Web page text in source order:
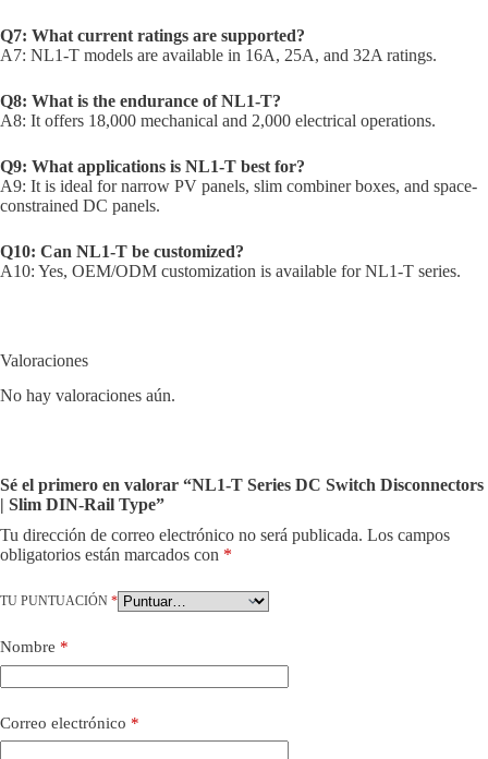
Q7: What current ratings are supported?
A7: NL1-T models are available in 16A, 25A, and 32A ratings.
Q8: What is the endurance of NL1-T?
A8: It offers 18,000 mechanical and 2,000 electrical operations.
Q9: What applications is NL1-T best for?
A9: It is ideal for narrow PV panels, slim combiner boxes, and space-
constrained DC panels.
Q10: Can NL1-T be customized?
A10: Yes, OEM/ODM customization is available for NL1-T series.
Valoraciones
No hay valoraciones aún.
Sé el primero en valorar “NL1-T Series DC Switch Disconnectors
| Slim DIN-Rail Type”
Tu dirección de correo electrónico no será publicada. Los campos
obligatorios están marcados con *
TU PUNTUACIÓN *
Nombre *
Correo electrónico *